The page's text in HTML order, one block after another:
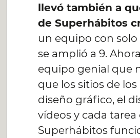
llevó también a
de Superhábitos
un equipo con solo
se amplió a 9.
equipo genial que
que los sitios de los
diseño gráfico, el
vídeos y cada
Superhábitos